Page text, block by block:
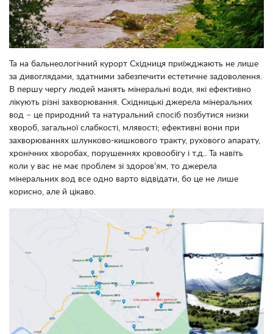
Та на бальнеологічний курорт Східниця приїжджають не лише
за дивоглядами, здатними забезпечити естетичне задоволення.
В першу чергу людей манять мінеральні води, які ефективно
лікують різні захворювання. Східницькі джерела мінеральних
вод – це природний та натуральний спосіб позбутися низки
хвороб, загальної слабкості, млявості; ефективні вони при
захворюваннях шлунково-кишкового тракту, рухового апарату,
хронічних хворобах, порушеннях кровообігу і т.д.. Та навіть
коли у вас не має проблем зі здоров’ям, то джерела
мінеральних вод все одно варто відвідати, бо це не лише
корисно, але й цікаво.